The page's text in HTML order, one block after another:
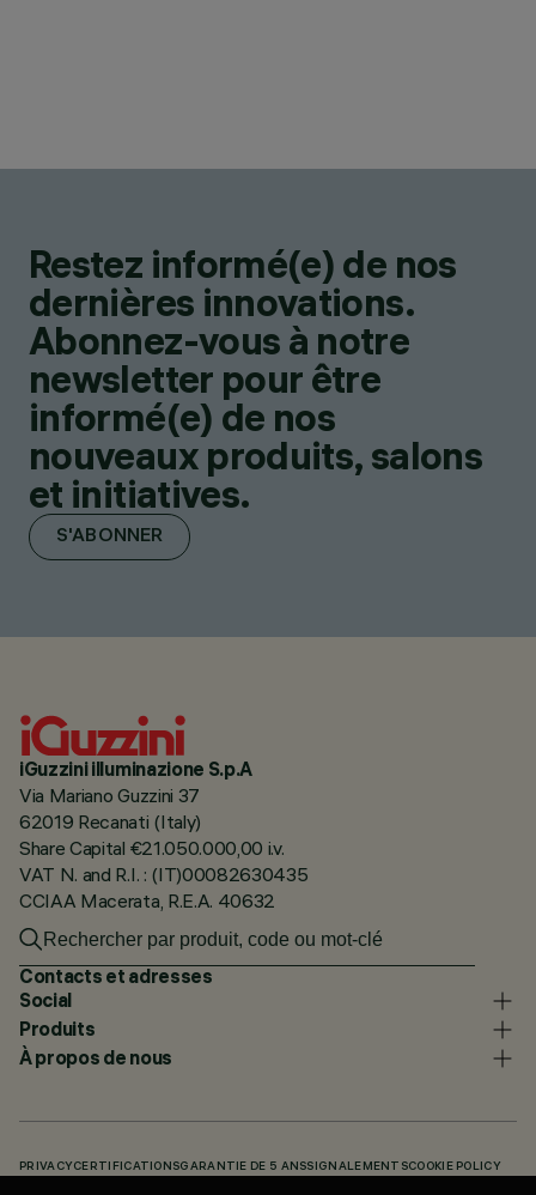
Restez informé(e) de nos
dernières innovations.
Abonnez-vous à notre
newsletter pour être
informé(e) de nos
nouveaux produits, salons
et initiatives.
S'ABONNER
iGuzzini illuminazione S.p.A
Via Mariano Guzzini 37
62019 Recanati (Italy)
Share Capital €21.050.000,00 i.v.
VAT N. and R.I. : (IT)00082630435
CCIAA Macerata, R.E.A. 40632
Contacts et adresses
Social
Produits
À propos de nous
PRIVACY CERTIFICATIONSGARANTIE DE 5 ANSSIGNALEMENTSCOOKIE POLICY